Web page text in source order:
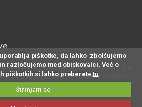
Bartog, v spletni trgovini www.bartog.si
preverjene in pravilne podatke o artiklih v
odkrijete neresnične oziroma neustrezne
sporočite na
že vsebujejo DDV.
piškotke, da lahko izbolšujemo
razločujemo med obiskovalci. Več o
piškotkih si lahko preberete tu.
Strinjam se